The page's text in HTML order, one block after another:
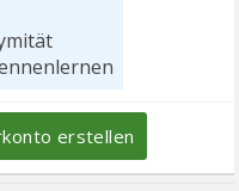
erstellen